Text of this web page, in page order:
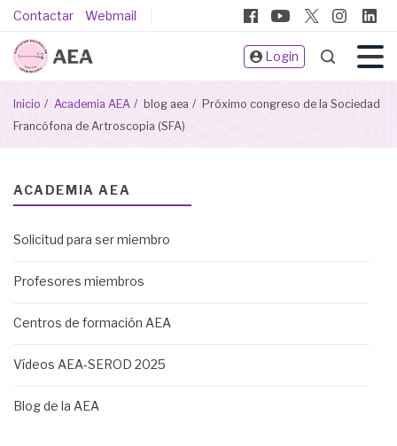
Pasar
contenido
principal
Pie
de
página
Contactar Webmail
Login
Sobrescribir
enlaces
a
la
navegación
Inicio Academia AEA blog aea
Próximo congreso de la Sociedad
Francófona de Artroscopia (SFA)
ACADEMIA AEA
Solicitud para ser miembro
Profesores miembros
Centros de formación AEA
Vídeos AEA-SEROD 2025
Blog de la AEA